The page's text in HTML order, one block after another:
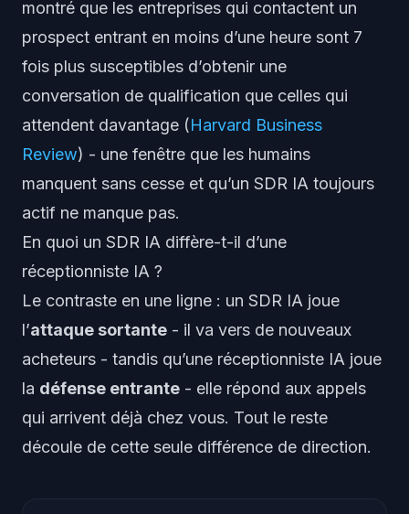
montré que les entreprises qui contactent un
prospect entrant en moins d’une heure sont 7
fois plus susceptibles d’obtenir une
conversation de qualification que celles qui
attendent davantage (Harvard Business
Review) - une fenêtre que les humains
manquent sans cesse et qu’un SDR IA toujours
actif ne manque pas.
En quoi un SDR IA diffère-t-il d’une
réceptionniste IA ?
Le contraste en une ligne : un SDR IA joue
l’attaque sortante - il va vers de nouveaux
acheteurs - tandis qu’une réceptionniste IA joue
la défense entrante - elle répond aux appels
qui arrivent déjà chez vous. Tout le reste
découle de cette seule différence de direction.